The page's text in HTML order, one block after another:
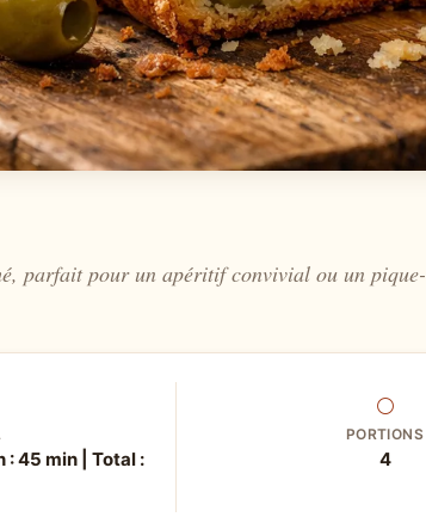
parfait pour un apéritif convivial ou un pique-
: 45 min | Total :
⚪
PORTIONS
4